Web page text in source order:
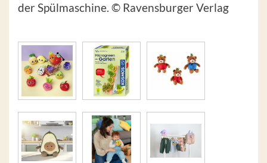
der Spülmaschine. © Ravensburger Verlag